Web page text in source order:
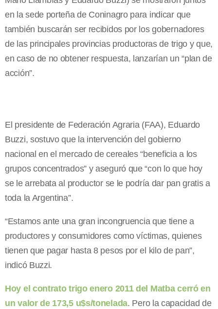
en la sede porteña de Coninagro para indicar que
también buscarán ser recibidos por los gobernadores
de las principales provincias productoras de trigo y que,
en caso de no obtener respuesta, lanzarían un “plan de
acción”.
El presidente de Federación Agraria (FAA), Eduardo
Buzzi, sostuvo que la intervención del gobierno
nacional en el mercado de cereales “beneficia a los
grupos concentrados” y aseguró que “con lo que hoy
se le arrebata al productor se le podría dar pan gratis a
toda la Argentina”.
“Estamos ante una gran incongruencia que tiene a
productores y consumidores como víctimas, quienes
tienen que pagar hasta 8 pesos por el kilo de pan”,
indicó Buzzi.
Hoy el contrato trigo enero 2011 del Matba cerró en
un valor de 173,5 u$s/tonelada. Pero la capacidad de